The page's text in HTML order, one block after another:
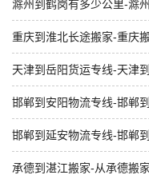
滁州到鹤岗有多少公里-滁
重庆到淮北长途搬家-重庆
天津到岳阳货运专线-天津
邯郸到安阳物流专线-邯郸
邯郸到延安物流专线-邯郸
承德到湛江搬家-从承德搬